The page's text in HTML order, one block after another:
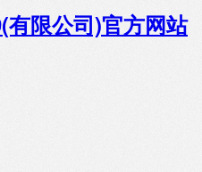
有限公司)官方网站